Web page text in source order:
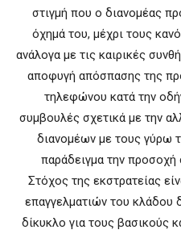
στιγμή που ο διανομέας
όχημά του, μέχρι τους
ανάλογα με τις καιρικές
αποφυγή απόσπασης της
τηλεφώνου κατά την
συμβουλές σχετικά με την
διανομέων με τους γύρω
παράδειγμα την προσοχή
Στόχος της εκστρατείας
επαγγελματιών του κλάδου
δίκυκλο για τους βασικούς